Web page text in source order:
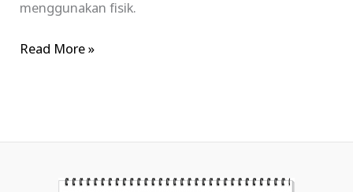
menggunakan fisik.
Read More »